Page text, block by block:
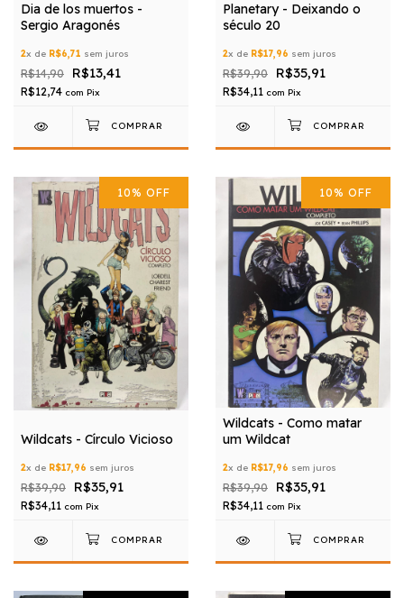
Dia de los muertos -
Sergio Aragonés
2x de R$6,71 sem juros
R$14,90 R$13,41
R$12,74 com Pix
Planetary - Deixando o
século 20
2x de R$17,96 sem juros
R$39,90 R$35,91
R$34,11 com Pix
10% OFF
Wildcats - Círculo Vicioso
2x de R$17,96 sem juros
R$39,90 R$35,91
R$34,11 com Pix
10% OFF
Wildcats - Como matar
um Wildcat
2x de R$17,96 sem juros
R$39,90 R$35,91
R$34,11 com Pix